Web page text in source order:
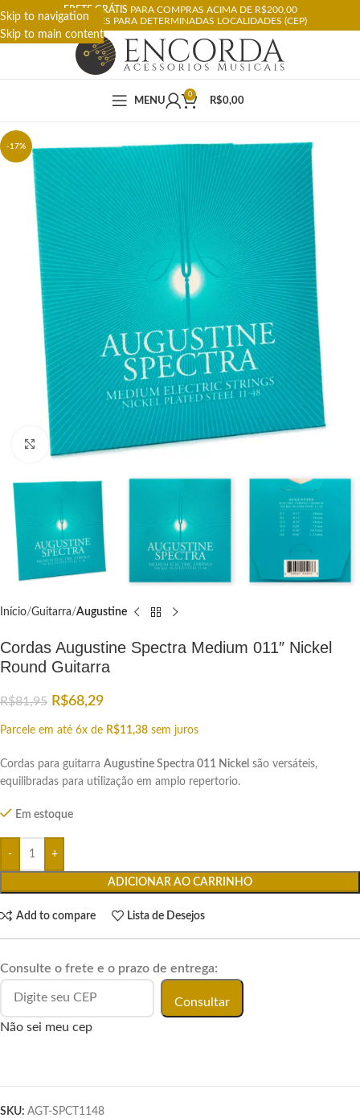
Skip to navigation
Skip to main content
FRETE GRÁTIS PARA COMPRAS ACIMA DE R$200,00
RESTRIÇÕES PARA DETERMINADAS LOCALIDADES (CEP)
MENU
0
R$0,00
-17%
Click to enlarge
Início Guitarra Augustine
Cordas Augustine Spectra Medium 011″ Nickel
Round Guitarra
R$81,95 R$68,29
Parcele em até 6x de R$11,38 sem juros
Cordas para guitarra Augustine Spectra 011 Nickel são versáteis,
equilibradas para utilização em amplo repertorio.
Em estoque
ADICIONAR AO CARRINHO
Add to compare Lista de Desejos
Consulte o frete e o prazo de entrega:
Consultar
Não sei meu cep
SKU: AGT-SPCT1148